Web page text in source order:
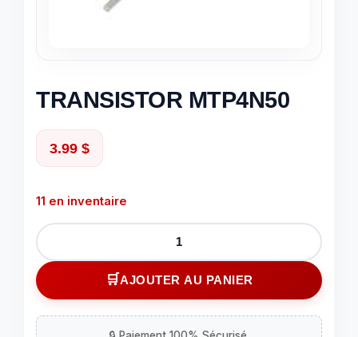
TRANSISTOR MTP4N50
3.99 $
11 en inventaire
quantité
de
TRANSISTOR
MTP4N50
AJOUTER AU PANIER